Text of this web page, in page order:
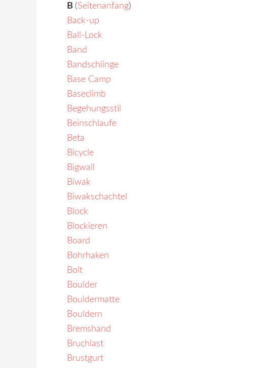
B (Seitenanfang)
Back-up
Ball-Lock
Band
Bandschlinge
Base Camp
Baseclimb
Begehungsstil
Beinschlaufe
Beta
Bicycle
Bigwall
Biwak
Biwakschachtel
Block
Blockieren
Board
Bohrhaken
Bolt
Boulder
Bouldermatte
Bouldern
Bremshand
Bruchlast
Brustgurt